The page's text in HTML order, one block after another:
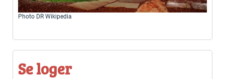
Photo DR Wikipedia
Se loger